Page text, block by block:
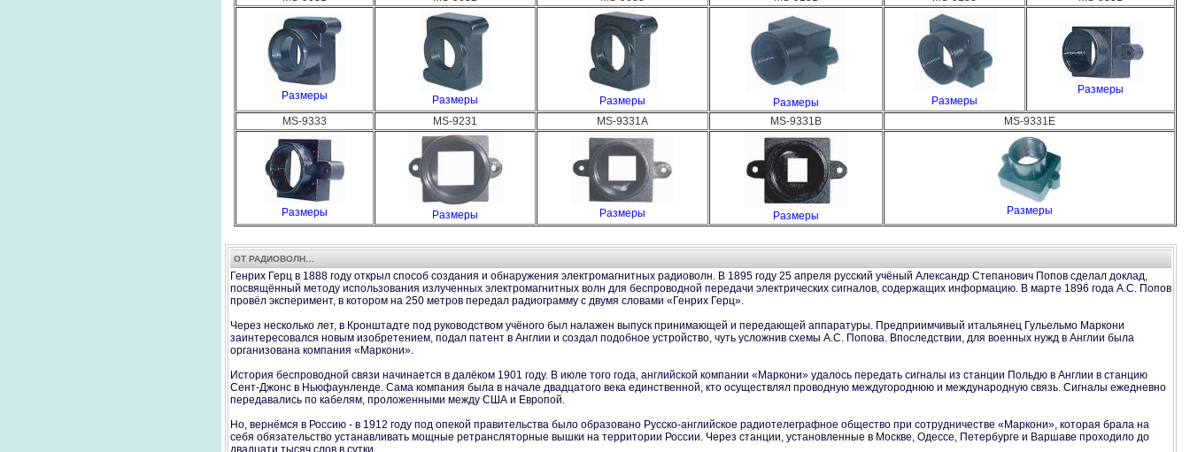
Размеры Размеры Размеры Размеры Размеры
Размеры
MS-9333 MS-9231 MS-9331A MS-9331B MS-9331E
Размеры Размеры Размеры Размеры Размеры
ОТ РАДИОВОЛН…
Генрих Герц в 1888 году открыл способ создания и обнаружения электромагнитных радиоволн. В 1895 году 25 апреля русский учёный Александр Степанович Попов сделал доклад,
посвящённый методу использования излученных электромагнитных волн для беспроводной передачи электрических сигналов, содержащих информацию. В марте 1896 года А.С. Попов
провёл эксперимент, в котором на 250 метров передал радиограмму с двумя словами «Генрих Герц».
Через несколько лет, в Кронштадте под руководством учёного был налажен выпуск принимающей и передающей аппаратуры. Предприимчивый итальянец Гульельмо Маркони
заинтересовался новым изобретением, подал патент в Англии и создал подобное устройство, чуть усложнив схемы А.С. Попова. Впоследствии, для военных нужд в Англии была
организована компания «Маркони».
История беспроводной связи начинается в далёком 1901 году. В июле того года, английской компании «Маркони» удалось передать сигналы из станции Польдю в Англии в станцию
Сент-Джонс в Ньюфаунленде. Сама компания была в начале двадцатого века единственной, кто осуществлял проводную междугороднюю и международную связь. Сигналы ежедневно
передавались по кабелям, проложенными между США и Европой.
Но, вернёмся в Россию - в 1912 году под опекой правительства было образовано Русско-английское радиотелеграфное общество при сотрудничестве «Маркони», которая брала на
себя обязательство устанавливать мощные ретрансляторные вышки на территории России. Через станции, установленные в Москве, Одессе, Петербурге и Варшаве проходило до
двадцати тысяч слов в сутки.